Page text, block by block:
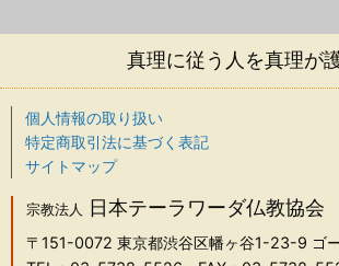
真理に従う人を真理が
個人情報の取り扱い
特定商取引法に基づく表記
サイトマップ
宗教法人 日本テーラワーダ仏教協会
〒151-0072 東京都渋谷区幡ヶ谷1-23-9 ゴ